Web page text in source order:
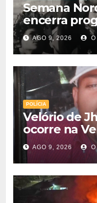
Semana
encerra
grande
cultura em
AGO 9, 2026
POLÍCIA
Velório de
ocorre na
Municipal;
nesta
AGO 9, 2026